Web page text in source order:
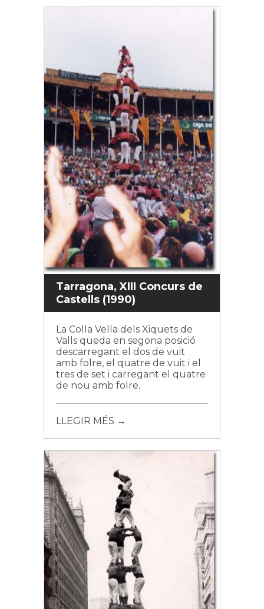
Tarragona, XIII Concurs de
Castells (1990)
La Colla Vella dels Xiquets de
Valls queda en segona posició
descarregant el dos de vuit
amb folre, el quatre de vuit i el
tres de set i carregant el quatre
de nou amb folre.
LLEGIR MÉS →